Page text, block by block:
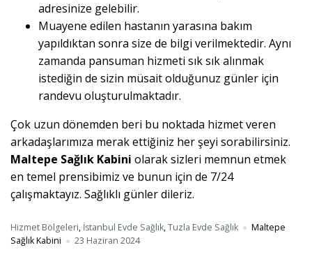
adresinize gelebilir.
Muayene edilen hastanın yarasına bakım
yapıldıktan sonra size de bilgi verilmektedir. Aynı
zamanda pansuman hizmeti sık sık alınmak
istediğin de sizin müsait olduğunuz günler için
randevu oluşturulmaktadır.
Çok uzun dönemden beri bu noktada hizmet veren
arkadaşlarımıza merak ettiğiniz her şeyi sorabilirsiniz.
Maltepe Sağlık Kabini olarak sizleri memnun etmek
en temel prensibimiz ve bunun için de 7/24
çalışmaktayız. Sağlıklı günler dileriz.
Hizmet Bölgeleri, İstanbul Evde Sağlık,Tuzla Evde Sağlık
Maltepe
Sağlık Kabini
23 Haziran 2024